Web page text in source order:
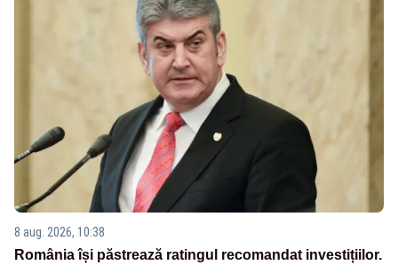
8 aug. 2026, 10:38
România își păstrează ratingul recomandat investițiilor.